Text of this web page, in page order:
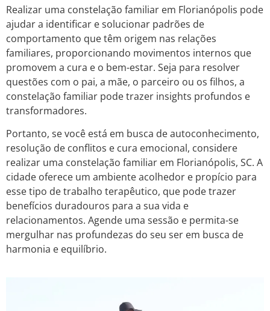
Realizar uma constelação familiar em Florianópolis pode
ajudar a identificar e solucionar padrões de
comportamento que têm origem nas relações
familiares, proporcionando movimentos internos que
promovem a cura e o bem-estar. Seja para resolver
questões com o pai, a mãe, o parceiro ou os filhos, a
constelação familiar pode trazer insights profundos e
transformadores.
Portanto, se você está em busca de autoconhecimento,
resolução de conflitos e cura emocional, considere
realizar uma constelação familiar em Florianópolis, SC. A
cidade oferece um ambiente acolhedor e propício para
esse tipo de trabalho terapêutico, que pode trazer
benefícios duradouros para a sua vida e
relacionamentos. Agende uma sessão e permita-se
mergulhar nas profundezas do seu ser em busca de
harmonia e equilíbrio.